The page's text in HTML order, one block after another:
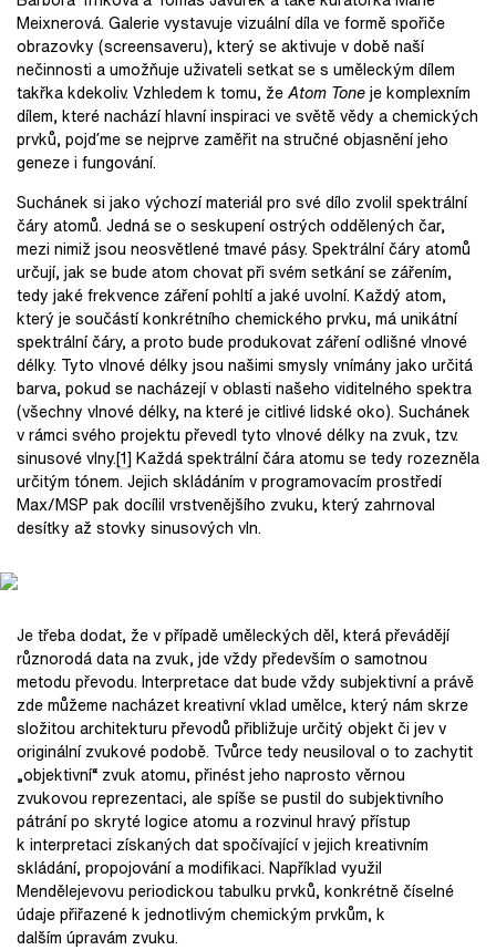
Meixnerová. Galerie vystavuje vizuální díla ve formě spořiče
obrazovky (screensaveru), který se aktivuje v době naší
nečinnosti a umožňuje uživateli setkat se s uměleckým dílem
takřka kdekoliv. Vzhledem k tomu, žeAtom Toneje komplexním
dílem, které nachází hlavní inspiraci ve světě vědy a chemických
prvků, pojďme se nejprve zaměřit na stručné objasnění jeho
geneze i fungování.
Suchánek si jako výchozí materiál pro své dílo zvolil spektrální
čáry atomů. Jedná se o seskupení ostrých oddělených čar,
mezi nimiž jsou neosvětlené tmavé pásy. Spektrální čáry atomů
určují, jak se bude atom chovat při svém setkání se zářením,
tedy jaké frekvence záření pohltí a jaké uvolní. Každý atom,
který je součástí konkrétního chemického prvku, má unikátní
spektrální čáry, a proto bude produkovat záření odlišné vlnové
délky. Tyto vlnové délky jsou našimi smysly vnímány jako určitá
barva, pokud se nacházejí v oblasti našeho viditelného spektra
(všechny vlnové délky, na které je citlivé lidské oko). Suchánek
v rámci svého projektu převedl tyto vlnové délky na zvuk, tzv.
sinusové vlny.[1] Každá spektrální čára atomu se tedy rozezněla
určitým tónem. Jejich skládáním v programovacím prostředí
Max/MSP pak docílil vrstvenějšího zvuku, který zahrnoval
desítky až stovky sinusových vln.
Je třeba dodat, že v případě uměleckých děl, která převádějí
různorodá data na zvuk, jde vždy především o samotnou
metodu převodu. Interpretace dat bude vždy subjektivní a právě
zde můžeme nacházet kreativní vklad umělce, který nám skrze
složitou architekturu převodů přibližuje určitý objekt či jev v
originální zvukové podobě. Tvůrce tedy neusiloval o to zachytit
„objektivní“ zvuk atomu, přinést jeho naprosto věrnou
zvukovou reprezentaci, ale spíše se pustil do subjektivního
pátrání po skryté logice atomu a rozvinul hravý přístup
k interpretaci získaných dat spočívající v jejich kreativním
skládání, propojování a modifikaci. Například využil
Mendělejevovu periodickou tabulku prvků, konkrétně číselné
údaje přiřazené k jednotlivým chemickým prvkům, k
dalším úpravám zvuku.